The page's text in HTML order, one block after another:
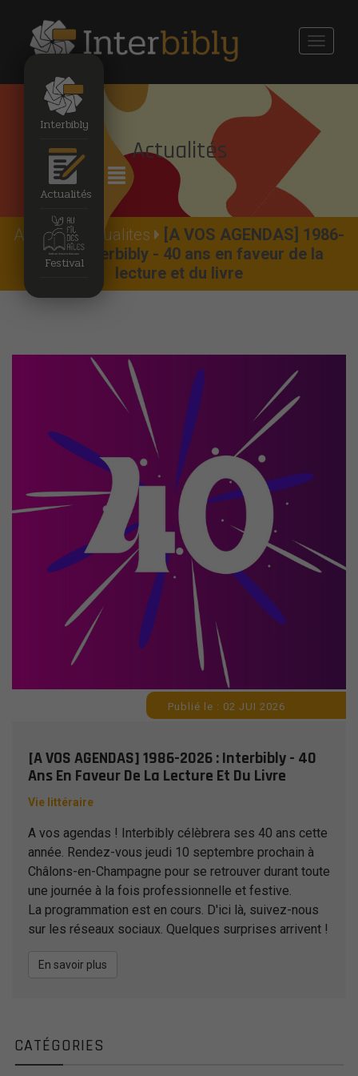
Interbibly
Actualités
Festival
Toggle
Actualités
Accueil Actualites
[A VOS AGENDAS] 1986-
2026 : Interbibly - 40 ans en faveur de la
lecture et du livre
Publié le : 02 JUI 2026
[A VOS AGENDAS] 1986-2026 : Interbibly - 40
Ans En Faveur De La Lecture Et Du Livre
Vie littéraire
A vos agendas ! Interbibly célèbrera ses 40 ans cette
année. Rendez-vous jeudi 10 septembre prochain à
Châlons-en-Champagne pour se retrouver durant toute
une journée à la fois professionnelle et festive.
La programmation est en cours. D'ici là, suivez-nous
sur les réseaux sociaux. Quelques surprises arrivent !
En savoir plus
CATÉGORIES